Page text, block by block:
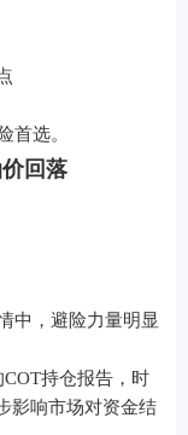
首选。
回落
中，避险力量明显
持仓报告，时
影响市场对资金结